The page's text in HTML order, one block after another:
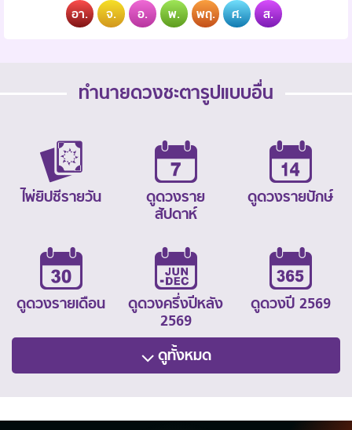
อา. จ. อ. พ. พฤ. ศ. ส.
ทำนายดวงชะตารูปแบบอื่น
ไพ่ยิปซีรายวัน
ดูดวงราย
สัปดาห์
ดูดวงรายปักษ์
ดูดวงรายเดือน
ดูดวงครึ่งปีหลัง
2569
ดูดวงปี 2569
ดูทั้งหมด